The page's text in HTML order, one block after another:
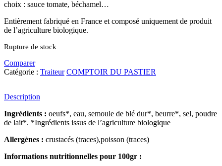
choix : sauce tomate, béchamel…
Entièrement fabriqué en France et composé uniquement de produit
de l’agriculture biologique.
Rupture de stock
Comparer
Catégorie : Traiteur COMPTOIR DU PASTIER
Description
Ingrédients : oeufs*, eau, semoule de blé dur*, beurre*, sel, poudre
de lait*. *Ingrédients issus de l’agriculture biologique
Allergènes : crustacés (traces),poisson (traces)
Informations nutritionnelles pour 100gr :